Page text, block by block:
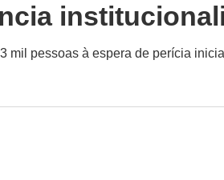
pessoas à espera de perícia